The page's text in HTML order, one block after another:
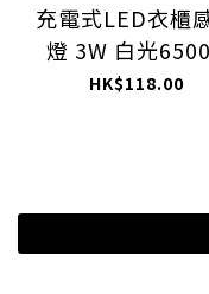
充電式LED衣櫃
燈 3W 白光
LCB-E
HK$118.00